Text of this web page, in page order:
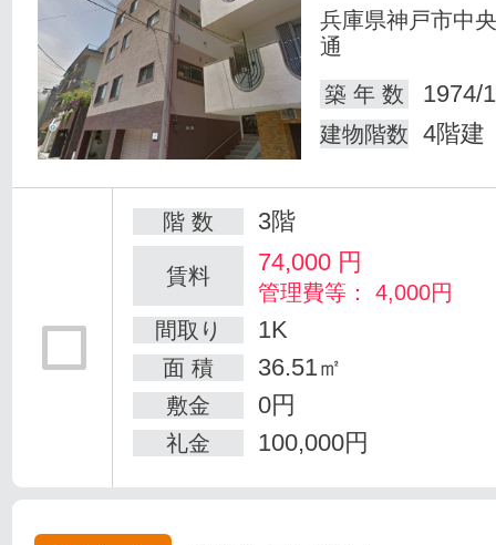
兵庫県神戸市中
通
築 年 数
1974/
建物階数 4階建
階 数 3階
賃料 74,000 円
管理費等： 4,000円
間取り
1K
面 積 36.51㎡
敷金 0円
礼金 100,000円